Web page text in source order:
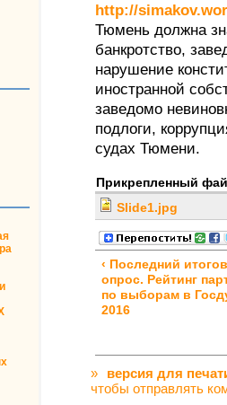
http://
Тюмень должна
банкротство,
нарушение
иностранной
заведомо
подлоги,
судах Тюмени.
Прикрепленный
Slide1.jpg
‹ Последний
опрос. Рейтинг
по выборам в
2016
»
версия для
чтобы отправлять